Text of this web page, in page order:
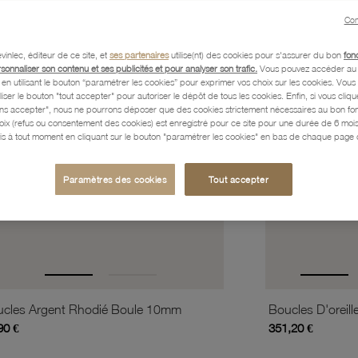
Argent Rhodié Boule 10mm
€
351,20 €
éditeur de ce site, et ses partenairesutilise(nt) des cookies pour s'assurer du bon
son contenu et ses publicités et pour analyser son trafic. Vous pouvez accéder
utilisant le bouton “paramétrer les cookies” pour exprimer vos choix sur les cookies. Vous
le bouton "tout accepter" pour autoriser le dépôt de tous les cookies. Enfin, si vous
accepter", nous ne pourrons déposer que des cookies strictement nécessaires au bon
(refus ou consentement des cookies) est enregistré pour ce site pour une durée de 6
à tout moment en cliquant sur le bouton "paramétrer les cookies" en bas de chaque page
Paramètres des cookies Tout accepter